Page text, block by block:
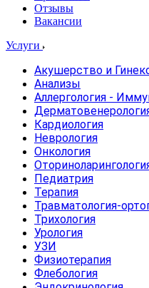
Отзывы
Вакансии
Услуги
Акушерство и
Анализы
Аллергология -
Кардиология
Неврология
Онкология
Педиатрия
Терапия
Травматология-
Трихология
Урология
УЗИ
Физиотерапия
Флебология